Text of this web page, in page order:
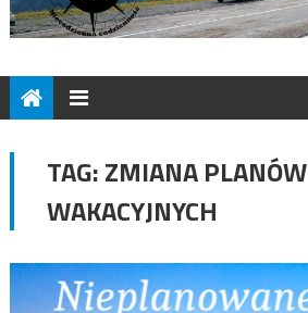
TAG:ZMIANA PLANÓW
WAKACYJNYCH